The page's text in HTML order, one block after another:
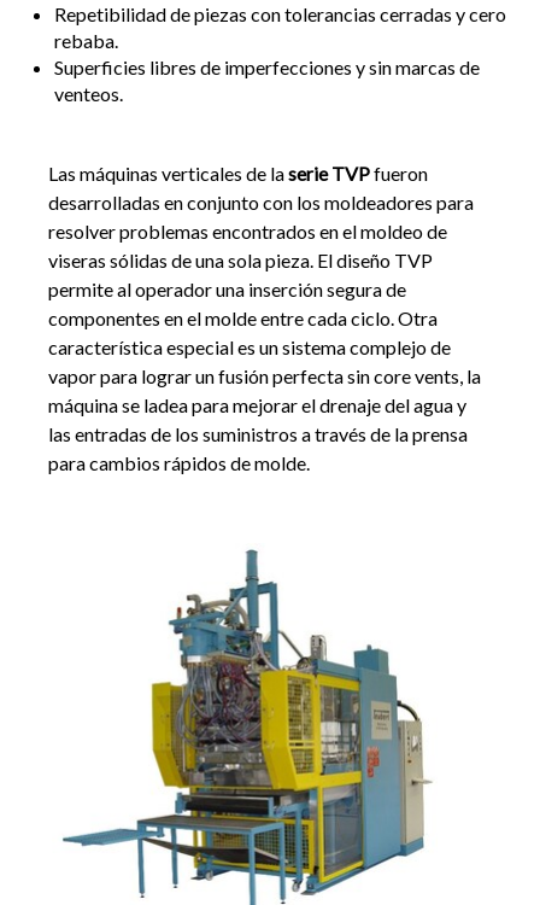
Repetibilidad de piezas con tolerancias cerradas y cero
rebaba.
Superficies libres de imperfecciones y sin marcas de
venteos.
Las máquinas verticales de laserie TVPfueron
desarrolladas en conjunto con los moldeadores para
resolver problemas encontrados en el moldeo de
viseras sólidas de una sola pieza. El diseño TVP
permite al operador una inserción segura de
componentes en el molde entre cada ciclo. Otra
característica especial es un sistema complejo de
vapor para lograr un fusión perfecta sin core vents, la
máquina se ladea para mejorar el drenaje del agua y
las entradas de los suministros a través de la prensa
para cambios rápidos de molde.